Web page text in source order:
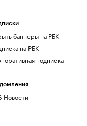
баннеры на РБК
на РБК
подписка
Новости